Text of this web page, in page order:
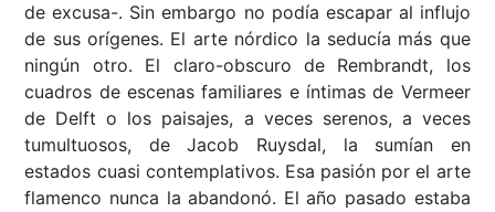
de excusa-. Sin embargo no podía escapar al influjo
de sus orígenes. El arte nórdico la seducía más que
ningún otro. El claro-obscuro de Rembrandt, los
cuadros de escenas familiares e íntimas de Vermeer
de Delft o los paisajes, a veces serenos, a veces
tumultuosos, de Jacob Ruysdal, la sumían en
estados cuasi contemplativos. Esa pasión por el arte
flamenco nunca la abandonó. El año pasado estaba